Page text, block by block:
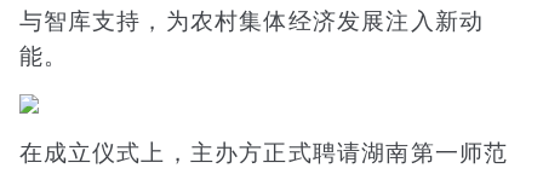
与智库支持，为农村集体经济发展注入新动
能。
在成立仪式上，主办方正式聘请湖南第一师范